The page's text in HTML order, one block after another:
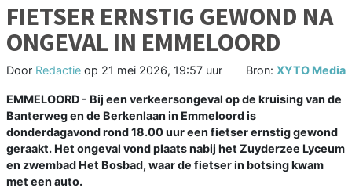
FIETSER ERNSTIG GEWOND NA
ONGEVAL IN EMMELOORD
Door Redactie op 21 mei 2026, 19:57 uur Bron: XYTO Media
EMMELOORD - Bij een verkeersongeval op de kruising van de
Banterweg en de Berkenlaan in Emmeloord is
donderdagavond rond 18.00 uur een fietser ernstig gewond
geraakt. Het ongeval vond plaats nabij het Zuyderzee Lyceum
en zwembad Het Bosbad, waar de fietser in botsing kwam
met een auto.